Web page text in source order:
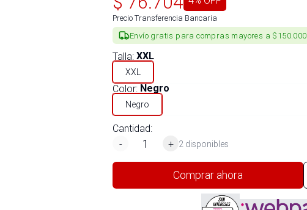
Precio Transferencia Bancaria
Envío gratis para compras mayores a $150.000
Talla: XXL
XXL
Color: Negro
Negro
Cantidad:
-
+ 2 disponibles
Comprar ahora